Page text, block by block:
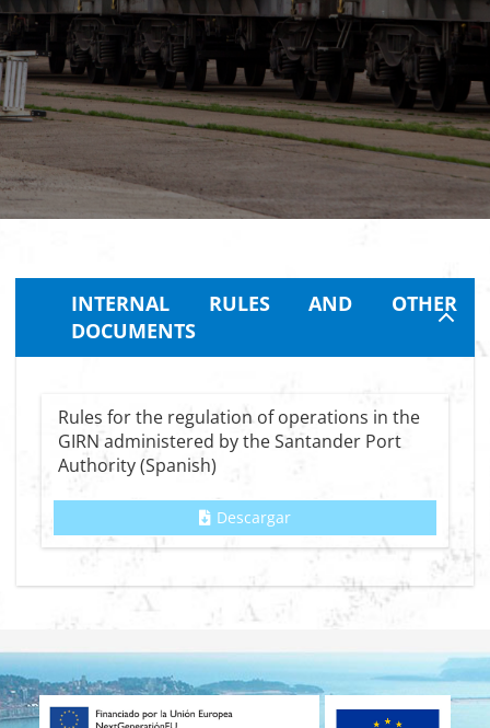
INTERNAL RULES AND OTHER
DOCUMENTS
Rules for the regulation of operations in the
GIRN administered by the Santander Port
Authority (Spanish)
Descargar